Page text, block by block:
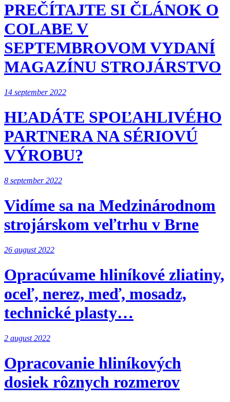
PREČÍTAJTE SI ČLÁNOK O
COLABE V
SEPTEMBROVOM VYDANÍ
MAGAZÍNU STROJÁRSTVO
14 september 2022
HĽADÁTE SPOĽAHLIVÉHO
PARTNERA NA SÉRIOVÚ
VÝROBU?
8 september 2022
Vidíme sa na Medzinárodnom
strojárskom veľtrhu v Brne
26 august 2022
Opracúvame hliníkové zliatiny,
oceľ, nerez, meď, mosadz,
technické plasty…
2 august 2022
Opracovanie hliníkových
dosiek rôznych rozmerov